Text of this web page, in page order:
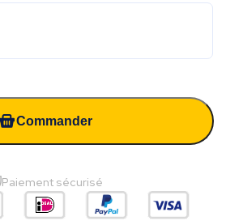
Commander
Paiement sécurisé